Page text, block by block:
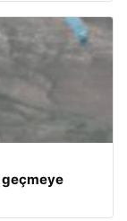
geçmeye